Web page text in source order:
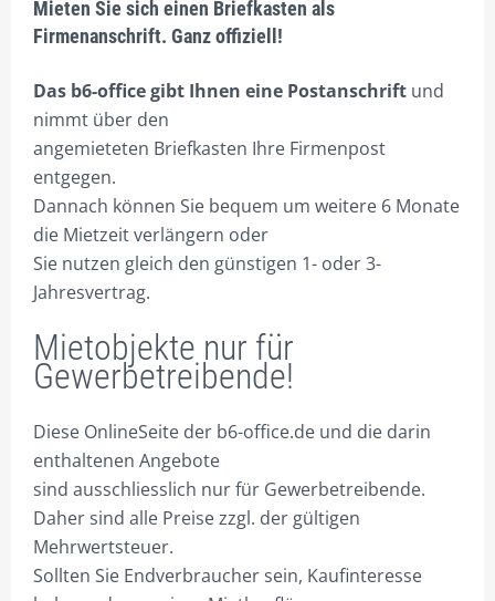
Mieten Sie sich einen Briefkasten als
Firmenanschrift. Ganz offiziell!
Das b6-office gibt Ihnen eine Postanschrift und
nimmt über den
angemieteten Briefkasten Ihre Firmenpost
entgegen.
Dannach können Sie bequem um weitere 6 Monate
die Mietzeit verlängern oder
Sie nutzen gleich den günstigen 1- oder 3-
Jahresvertrag.
Mietobjekte nur für
Gewerbetreibende!
Diese OnlineSeite der b6-office.de und die darin
enthaltenen Angebote
sind ausschliesslich nur für Gewerbetreibende.
Daher sind alle Preise zzgl. der gültigen
Mehrwertsteuer.
Sollten Sie Endverbraucher sein, Kaufinteresse